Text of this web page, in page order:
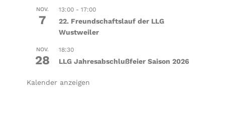
NOV.
7
13:00- 17:00
22. Freundschaftslauf der LLG
Wustweiler
NOV.
28
18:30
LLG Jahresabschlußfeier Saison 2026
Kalender anzeigen